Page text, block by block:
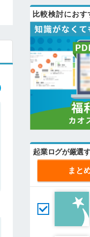
比較検討にお
起業ログが厳選
まと